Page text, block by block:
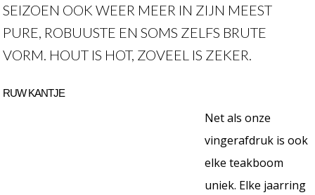
SEIZOEN OOK WEER MEER IN ZIJN MEEST
PURE, ROBUUSTE EN SOMS ZELFS BRUTE
VORM. HOUT IS HOT, ZOVEEL IS ZEKER.
RUW KANTJE
Net als onze
vingerafdruk is ook
elke teakboom
uniek. Elke jaarring